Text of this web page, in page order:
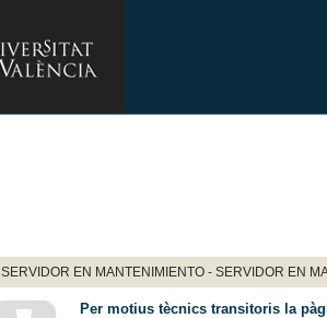
SERVIDOR EN MANTENIMIENTO - SERVIDOR EN
Per motius tècnics transitoris la